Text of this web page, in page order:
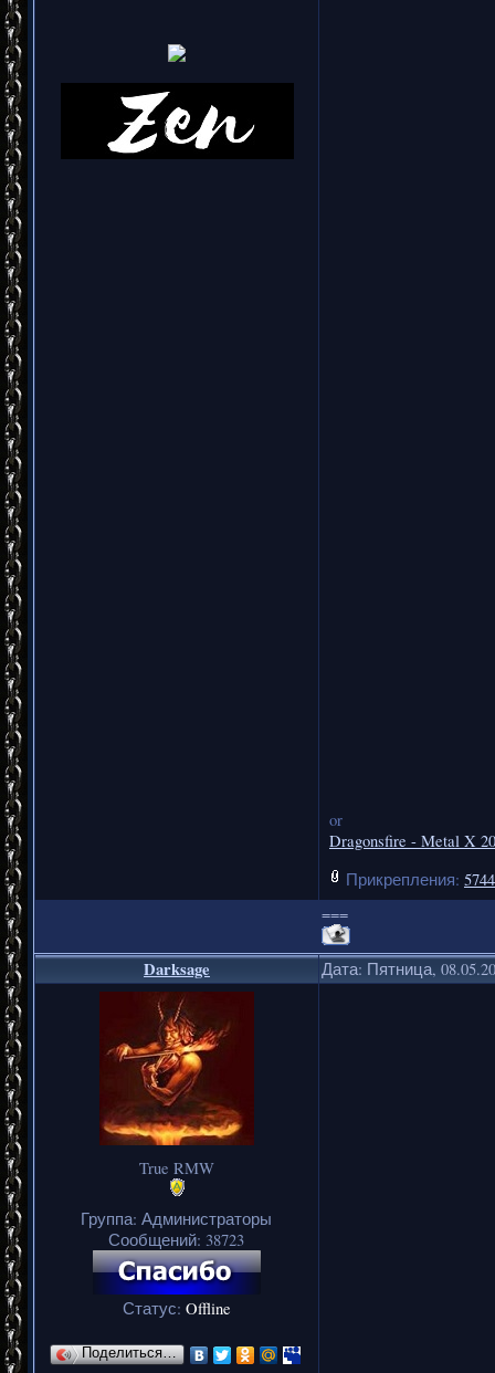
or
Dragonsfire - Metal X
Прикрепления:
===
Darksage Дата: Пятница,
True RMW
Группа: Администраторы
Сообщений: 38723
Статус: Offline
Поделиться…